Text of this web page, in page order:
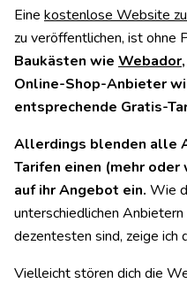
Eine kostenlose Website
zu veröffentlichen, ist ohne
Baukästen wie Webador,
Online-Shop-Anbieter
entsprechende Gratis-
Allerdings blenden alle
Tarifen einen (mehr
auf ihr Angebot ein. Wie
unterschiedlichen
dezentesten sind, zeige ich
Vielleicht stören dich die